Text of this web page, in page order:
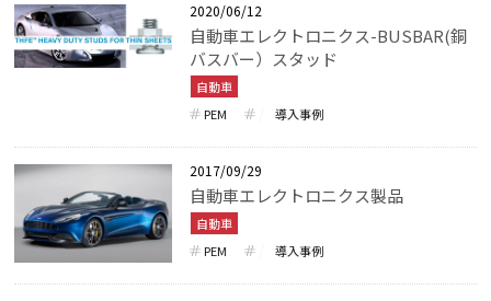
2020/06/12
自動車エレクトロニクス-BUSBAR(銅
バスバー）スタッド
自動車
PEM
導入事例
2017/09/29
自動車エレクトロニクス製品
自動車
PEM
導入事例